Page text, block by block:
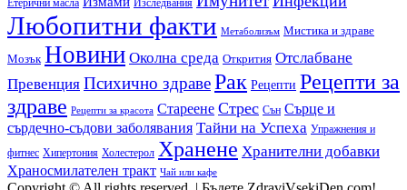
Изследвания
Любопитни факти Метаболизъм Мистика и здраве
Мозък Новини Околна среда Открития Отслабване
Превенция Психично здравеРак Рецепти Рецепти за
здраве Рецепти за красота Стареене Стрес Сън Сърце и
сърдечно-съдови заболявания Тайни на Успеха Упражнения и
фитнес Хипертония Холестерол Хранене Хранителни добавки
Храносмилателен тракт Чай или кафе